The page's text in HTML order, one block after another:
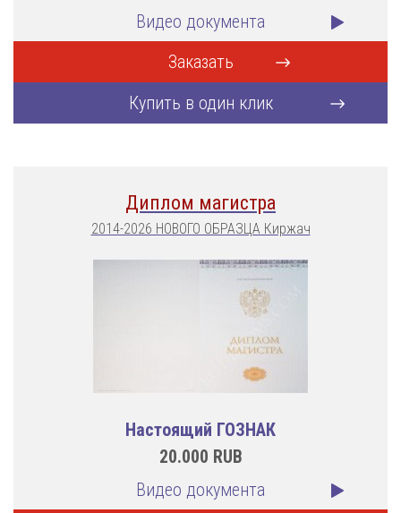
Видео документа
Заказать
Купить в один клик
Диплом магистра
2014-2026 НОВОГО ОБРАЗЦА Киржач
Настоящий ГОЗНАК
20.000 RUB
Видео документа